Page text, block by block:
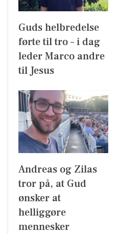
Guds helbredelse
førte til tro – i dag
leder Marco andre
til Jesus
Andreas og Zilas
tror på, at Gud
ønsker at
helliggøre
mennesker